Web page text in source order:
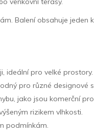
Balení obsahuje jeden
ideální pro velké prostory.
pro různé designové
jako jsou komerční
rizikem vlhkosti.
podmínkám.